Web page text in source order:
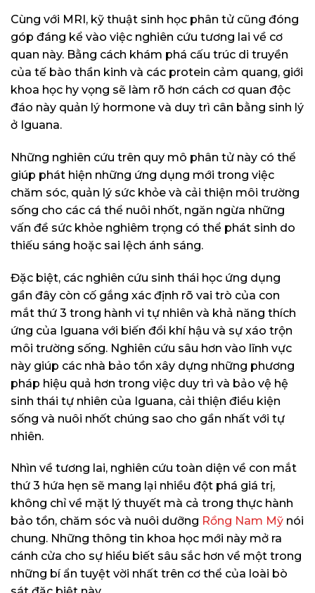
Cùng với MRI, kỹ thuật sinh học phân tử cũng đóng
góp đáng kể vào việc nghiên cứu tương lai về cơ
quan này. Bằng cách khám phá cấu trúc di truyền
của tế bào thần kinh và các protein cảm quang, giới
khoa học hy vọng sẽ làm rõ hơn cách cơ quan độc
đáo này quản lý hormone và duy trì cân bằng sinh lý
ở Iguana.
Những nghiên cứu trên quy mô phân tử này có thể
giúp phát hiện những ứng dụng mới trong việc
chăm sóc, quản lý sức khỏe và cải thiện môi trường
sống cho các cá thể nuôi nhốt, ngăn ngừa những
vấn đề sức khỏe nghiêm trọng có thể phát sinh do
thiếu sáng hoặc sai lệch ánh sáng.
Đặc biệt, các nghiên cứu sinh thái học ứng dụng
gần đây còn cố gắng xác định rõ vai trò của con
mắt thứ 3 trong hành vi tự nhiên và khả năng thích
ứng của Iguana với biến đổi khí hậu và sự xáo trộn
môi trường sống. Nghiên cứu sâu hơn vào lĩnh vực
này giúp các nhà bảo tồn xây dựng những phương
pháp hiệu quả hơn trong việc duy trì và bảo vệ hệ
sinh thái tự nhiên của Iguana, cải thiện điều kiện
sống và nuôi nhốt chúng sao cho gần nhất với tự
nhiên.
Nhìn về tương lai, nghiên cứu toàn diện về con mắt
thứ 3 hứa hẹn sẽ mang lại nhiều đột phá giá trị,
không chỉ về mặt lý thuyết mà cả trong thực hành
bảo tồn, chăm sóc và nuôi dưỡng Rồng Nam Mỹ nói
chung. Những thông tin khoa học mới này mở ra
cánh cửa cho sự hiểu biết sâu sắc hơn về một trong
những bí ẩn tuyệt vời nhất trên cơ thể của loài bò